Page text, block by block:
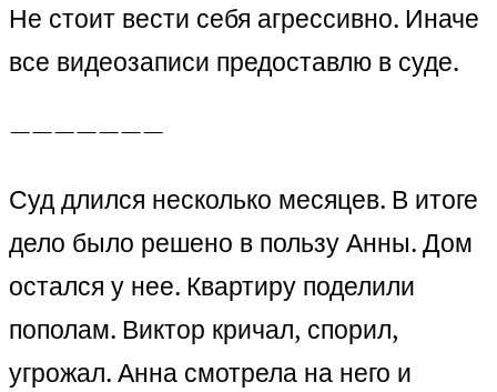
Не стоит вести себя агрессивно. Иначе
все видеозаписи предоставлю в суде.
———————
Суд длился несколько месяцев. В итоге
дело было решено в пользу Анны. Дом
остался у нее. Квартиру поделили
пополам. Виктор кричал, спорил,
угрожал. Анна смотрела на него и